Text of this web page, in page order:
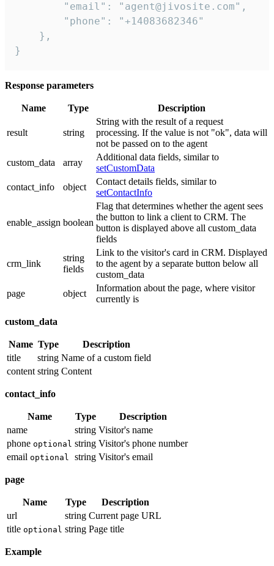
        "email": "agent@jivosite.com",
        "phone": "+14083682346"
    },
}
Response parameters
Name Type Description
result string
String with the result of a request
processing. If the value is not "ok", data will
not be passed on to the agent
custom_data
array
Additional data fields, similar to
setCustomData
contact_info
object
Contact details fields, similar to
setContactInfo
enable_assign boolean
Flag that determines whether the agent sees
the button to link a client to CRM. The
button is displayed above all custom_data
fields
crm_link
string
fields
Link to the visitor's card in CRM. Displayed
to the agent by a separate button below all
custom_data
page
object
Information about the page, where visitor
currently is
custom_data
Name Type
Description
title
string Name of a custom field
content string Content
contact_info
Name Type
Description
name
string Visitor's name
phone optional string Visitor's phone number
email optional string Visitor's email
page
Name Type
Description
url
string Current page URL
title optional string Page title
Example